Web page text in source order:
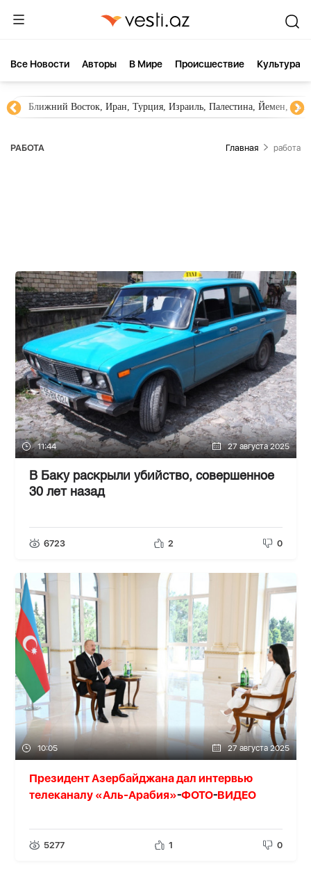
Все Новости Aвторы В Мире Происшествие Культура
Новости Азербайджана Южный Кавказ, Грузия,
РАБОТА Главная работа
11:44 27 августа 2025
В Баку раскрыли убийство, совершенное
30 лет назад
6723 2 0
10:05 27 августа 2025
Президент Азербайджана дал интервью
телеканалу «Аль-Арабия»-ФОТО-ВИДЕО
5277 1 0